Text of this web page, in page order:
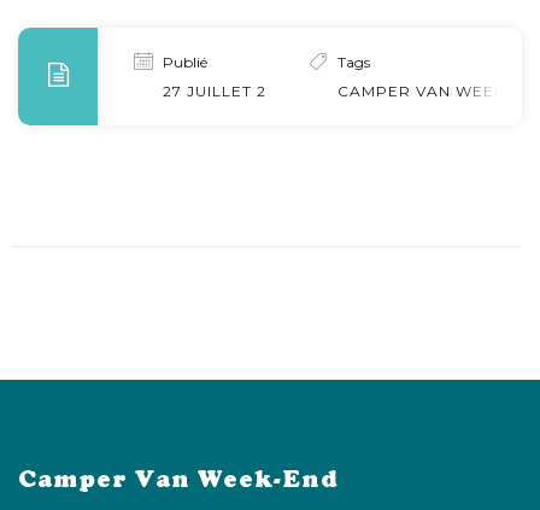
Publié
27 JUILLET 2022
Tags
CAMPER VAN WEEK-
Camper Van Week-End